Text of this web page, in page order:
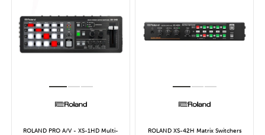
ROLAND PRO A/V - XS-1HD Multi-
ROLAND XS-42H Matrix Switchers